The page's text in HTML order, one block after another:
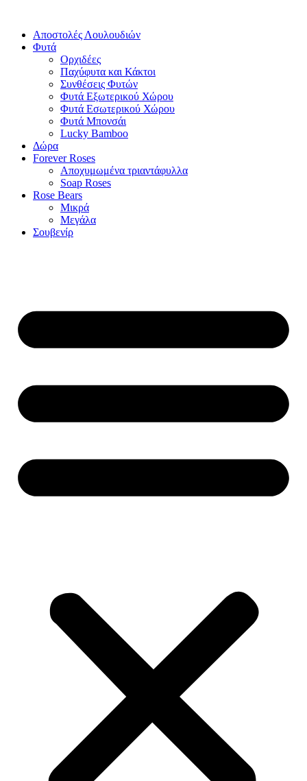
Αποστολές Λουλουδιών
Φυτά
Ορχιδέες
Παχύφυτα και Κάκτοι
Συνθέσεις Φυτών
Φυτά Εξωτερικού Χώρου
Φυτά Εσωτερικού Χώρου
Φυτά Μπονσάι
Lucky Bamboo
Δώρα
Forever Roses
Αποχυμωμένα τριαντάφυλλα
Soap Roses
Rose Βears
Μικρά
Μεγάλα
Σουβενίρ